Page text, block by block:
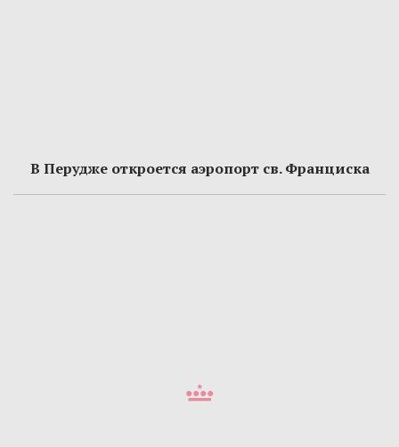
В Перудже откроется аэропорт св. Франциска